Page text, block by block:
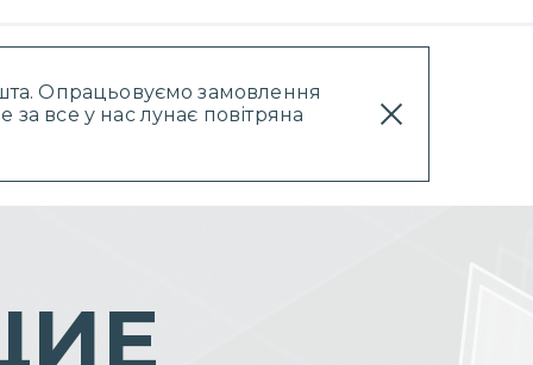
Опрацьовуємо замовлення
все у нас лунає повітряна